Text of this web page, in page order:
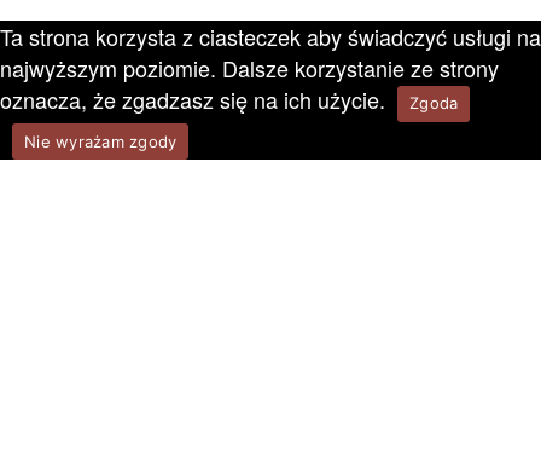
Ta strona korzysta z ciasteczek aby świadczyć usługi na
najwyższym poziomie. Dalsze korzystanie ze strony
oznacza, że zgadzasz się na ich użycie.
Zgoda
Nie wyrażam zgody